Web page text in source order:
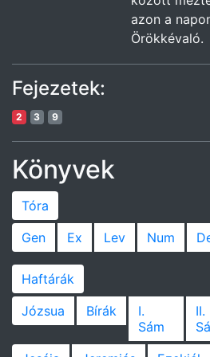
azon a
Örökkévaló.
Fejezetek:
2 3 9
Könyvek
Tóra
Gen
Ex Lev Num
Haftárák
Józsua
Bírák
I.
Sám
II.